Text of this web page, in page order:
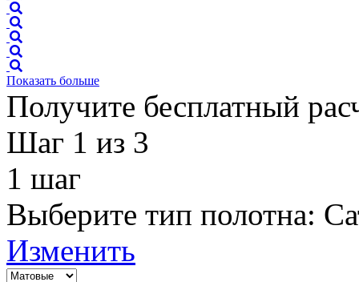
Показать больше
Получите бесплатный
Шаг 1 из 3
1 шаг
Выберите тип полотна:
Изменить